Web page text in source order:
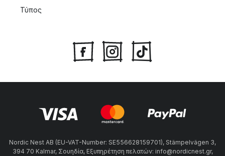
Τύπος
Nordic Nest AB (EU-VAT-Number: SE556628159701), Stämpelvägen 3,
394 70 Kalmar, Σουηδία, Εξυπηρέτηση πελατών: info@nordicnest.gr,